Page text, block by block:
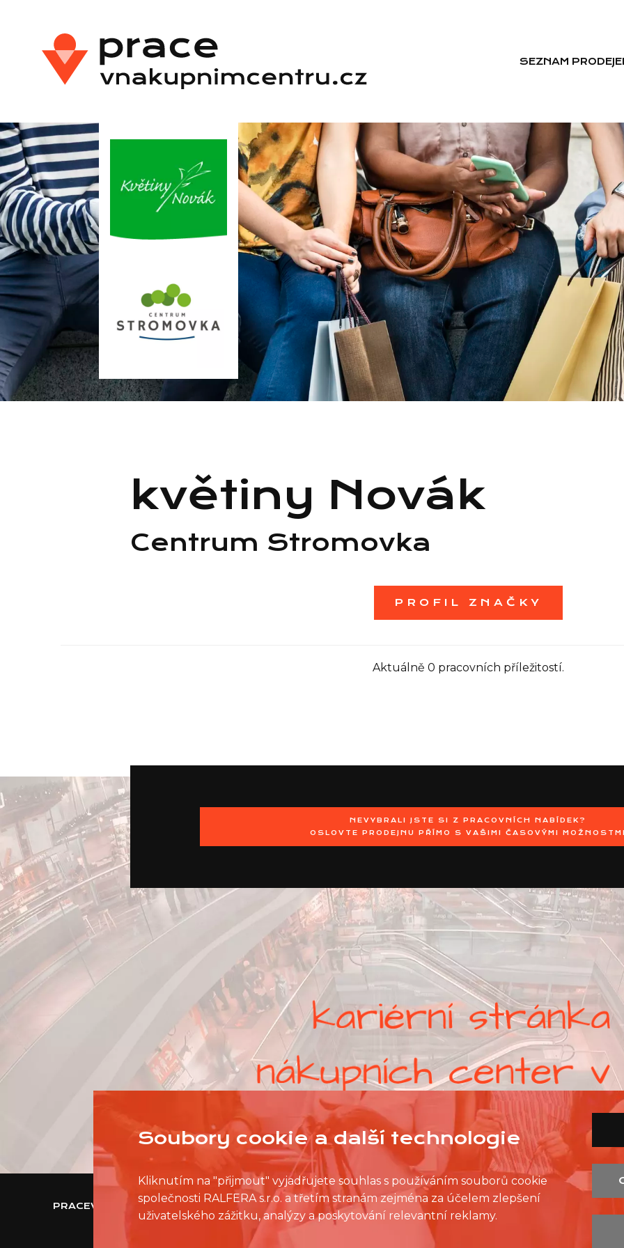
SEZNAM
květiny Novák
Centrum Stromovka
PROFIL ZNAČKY
Aktuálně 0 pracovních příležitostí.
NEVYBRALI JSTE SI Z PRACOVNÍCH NABÍDEK?
OSLOVTE PRODEJNU PŘÍMO S VAŠIMI ČASOVÝMI
PRACEVNAKUPNIMCENTRU.CZ SEZNAM PRODEJEN SEZNAM NC
OCHRANA OSOBNÍCH ÚDAJŮ
Soubory cookie a další technologie
Kliknutím na "přijmout" vyjadřujete souhlas s používáním souborů cookie
společnosti RALFERA s.r.o. a třetím stranám zejména za účelem zlepšení
uživatelského zážitku, analýzy a poskytování relevantní reklamy.